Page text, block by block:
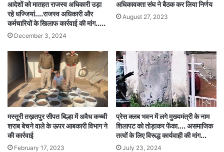
आदेशों को मातहत राजस्व अधिकारी उड़ा
रहे धज्जियां….राजस्व अधिकारी और
कर्मचारियों के खिलाफ कार्रवाई की मांग…..
December 3, 2024
अधिकावक्ता संघ ने बैठक कर लिया निर्णय
August 27, 2023
मस्तूरी तख़तपुर सीपत बिल्हा में अवैध कच्ची
शराब बेचने वाले के ऊपर आबकारी विभाग ने
की कार्रवाई
February 17, 2023
प्रेस क्लब भवन में लगे मुख्यमंत्री के नाम
शिलापट को तोड़ाकर फेंका…. असमाजिक
तत्वों के लिए विरूद्ध कार्यवाही की मांग…
July 23, 2024